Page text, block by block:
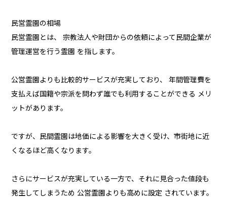
民営霊園の相場
民営霊園とは、 宗教法人や財団からの依頼によって民間企業が
管理運営を行う霊園 を指します。
公営霊園よりも比較的サービスが充実しており、 年間管理費を
支払えば国籍や宗派を問わず誰でも利用することができる メリ
ットがあります。
ですが、民間霊園は地価による影響を大きく受け、市街地に近
くなるほど高くなります。
さらにサービスが充実している一方で、それに見合った値段も
発生してしまうため 公営霊園よりも高めに設定 されています。